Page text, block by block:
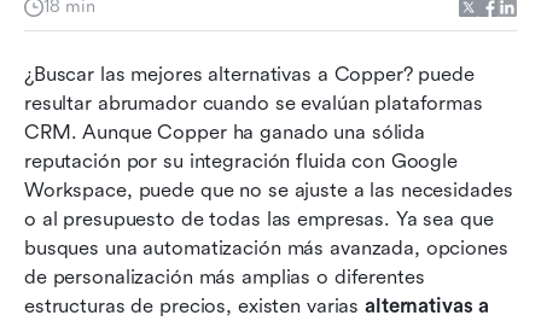
18 min
¿Buscar las mejores alternativas a Copper? puede
resultar abrumador cuando se evalúan plataformas
CRM. Aunque Copper ha ganado una sólida
reputación por su integración fluida con Google
Workspace, puede que no se ajuste a las necesidades
o al presupuesto de todas las empresas. Ya sea que
busques una automatización más avanzada, opciones
de personalización más amplias o diferentes
estructuras de precios, existen varias alternativas a
alternativas al cobre?
Las 10 mejores alternativas a Copper CRM que
potencian tu CRM
Cómo seleccionamos y evaluamos el software
en nuestras reseñas
Consejos para elegir el CRM adecuado para tu
negocio